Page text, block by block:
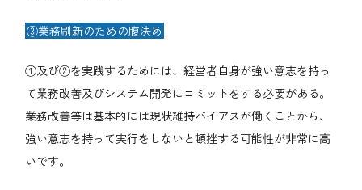
③業務刷新のための腹決め
①及び②を実践するためには、経営者自身が強い意志を持っ
て業務改善及びシステム開発にコミットをする必要がある。
業務改善等は基本的には現状維持バイアスが働くことから、
強い意志を持って実行をしないと頓挫する可能性が非常に高
いです。